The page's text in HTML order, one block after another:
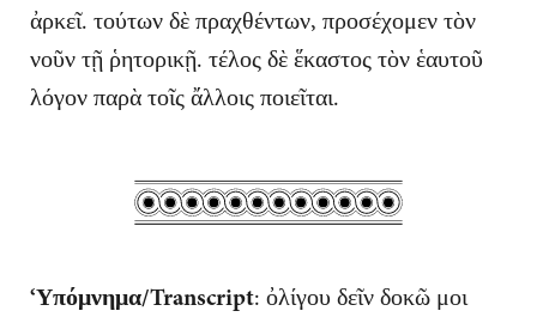
ἀρκεῖ. τούτων δὲ πραχθέντων, προσέχομεν τὸν
νοῦν τῇ ῥητορικῇ. τέλος δὲ ἕκαστος τὸν ἑαυτοῦ
λόγον παρὰ τοῖς ἄλλοις ποιεῖται.
‘Υπόμνημα/Transcript: ὀλίγου δεῖν δοκῶ μοι